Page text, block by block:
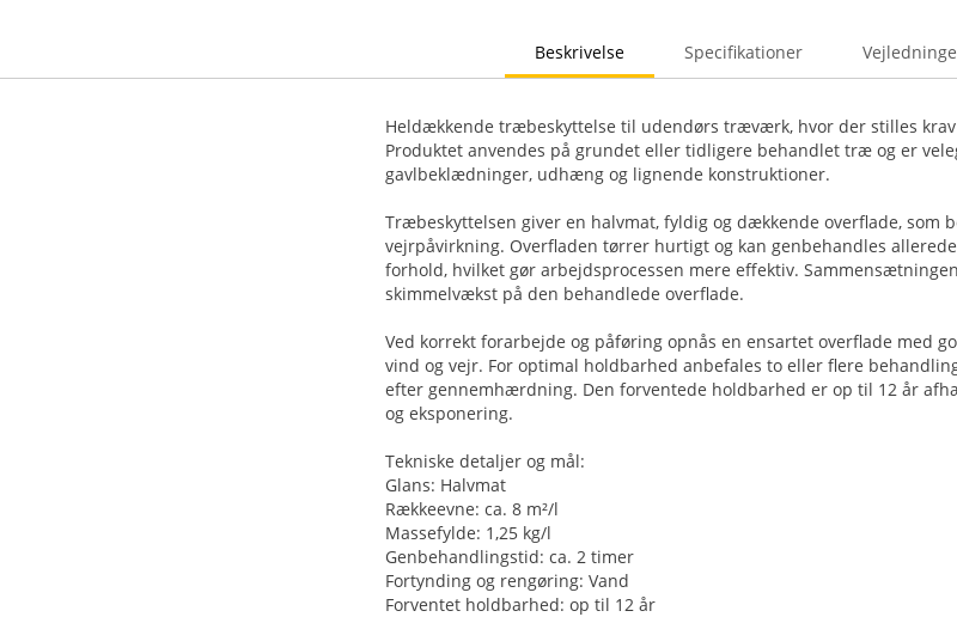
Beskrivelse Specifikationer
Heldækkende træbeskyttelse til udendørs træværk, hvor der stilles
Produktet anvendes på grundet eller tidligere behandlet træ og er
gavlbeklædninger, udhæng og lignende konstruktioner.
Træbeskyttelsen giver en halvmat, fyldig og dækkende overflade, som
vejrpåvirkning. Overfladen tørrer hurtigt og kan genbehandles
forhold, hvilket gør arbejdsprocessen mere effektiv.
skimmelvækst på den behandlede overflade.
Ved korrekt forarbejde og påføring opnås en ensartet overflade med
vind og vejr. For optimal holdbarhed anbefales to eller flere
efter gennemhærdning. Den forventede holdbarhed er op til 12 år
og eksponering.
Tekniske detaljer og mål:
Glans: Halvmat
Rækkeevne: ca. 8 m²/l
Massefylde: 1,25 kg/l
Genbehandlingstid: ca. 2 timer
Fortynding og rengøring: Vand
Forventet holdbarhed: op til 12 år